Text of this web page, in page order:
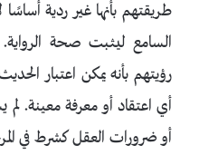
طريقتهم بأنها غير ردية
السامع ليثبت صحة
رؤيتهم بأنه يمكن اعتبار
أي اعتقاد أو معرفة معينة. لم
أو ضرورات العقل كشرط في